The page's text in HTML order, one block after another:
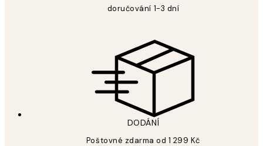
doručování 1-3 dní
DODÁNÍ
Poštovné zdarma od 1 299 Kč